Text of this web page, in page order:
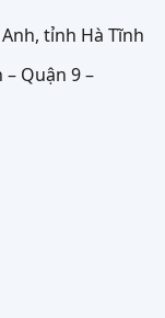
tỉnh Hà Tĩnh
Quận 9 –